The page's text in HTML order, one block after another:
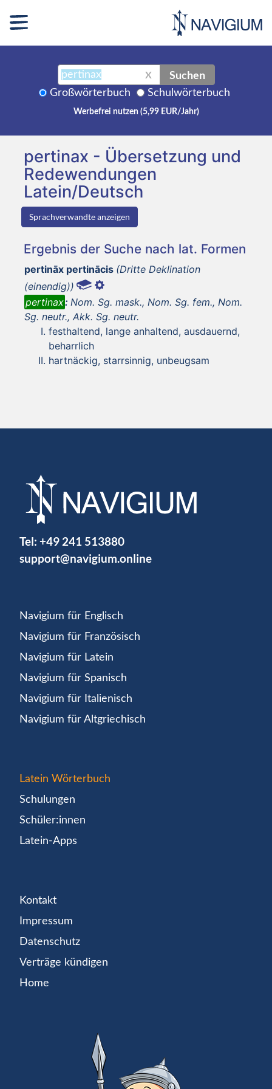
X Suchen
Großwörterbuch Schulwörterbuch
Werbefrei nutzen (5,99 EUR/Jahr)
pertinax - Übersetzung und
Redewendungen
Latein/Deutsch
Sprachverwandte anzeigen
Ergebnis der Suche nach lat. Formen
pertināx pertinācis (Dritte Deklination
(einendig))
pertinax: Nom. Sg. mask., Nom. Sg. fem., Nom.
Sg. neutr., Akk. Sg. neutr.
festhaltend, lange anhaltend, ausdauernd,
beharrlich
hartnäckig, starrsinnig, unbeugsam
Tel: +49 241 513880
support@navigium.online
Navigium für Englisch
Navigium für Französisch
Navigium für Latein
Navigium für Spanisch
Navigium für Italienisch
Navigium für Altgriechisch
Latein Wörterbuch
Schulungen
Schüler:innen
Latein-Apps
Kontakt
Impressum
Datenschutz
Verträge kündigen
Home